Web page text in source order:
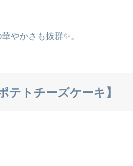
やかさも抜群✨。
テトチーズケーキ】